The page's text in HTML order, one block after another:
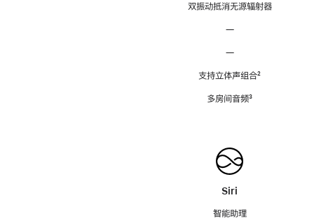
双振动抵消无源辐射器
—
—
支持立体声组合脚
²
多房间音频脚
³
Siri
智能助理